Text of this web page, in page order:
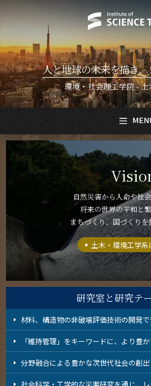
人と地球の未来を描き
環境・社会理工学院 -
自然災害から人命や社
将来の世界の平和と
まちづくり、国づくりを
土木・環境工学系
研究室と研究テ
材料、構造物の非破壊評価技術の開発
「維持管理」をキーワードに、より豊
分野融合による豊かな次世代社会の創出
社会科学・工学的な災害研究を通じ、
日本語
トップページ
土木・環境工学系について
Education
教員・研究室
Faculty and Laboratories
未来
Future
入学案内
Admissions
土木・環境工学系 News
News